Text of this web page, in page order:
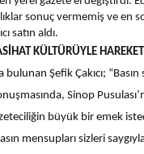
sonuç vermemiş ve en
satın aldı.
KÜLTÜRÜYLE
Şefik Çakıcı;
Sinop
büyük bir emek
mensupları sizleri